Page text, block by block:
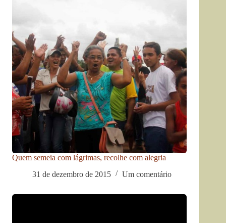
Quem semeia com lágrimas, recolhe com alegria
31 de dezembro de 2015
Um comentário